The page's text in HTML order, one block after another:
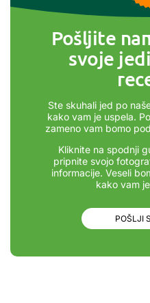
Pošljite
svoje
Ste skuhali jed po
kako vam je uspela.
zameno vam bomo
Kliknite na spodnji
pripnite svojo
informacije. Veseli
kako vam
POŠLJI